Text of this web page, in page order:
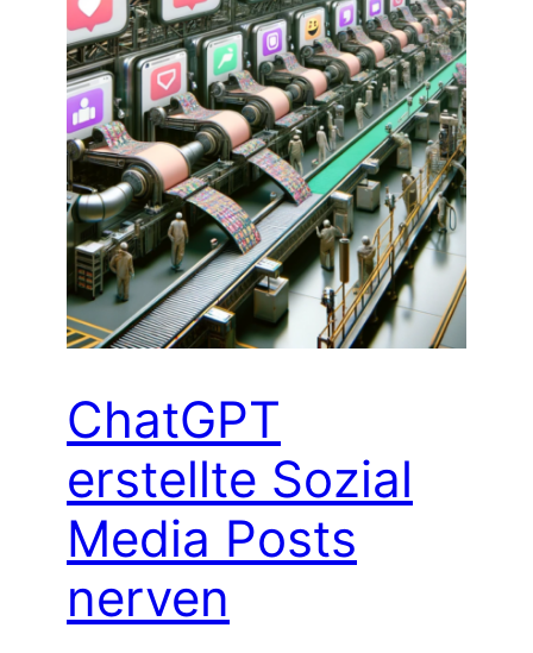
ChatGPT
erstellte Sozial
Media Posts
nerven